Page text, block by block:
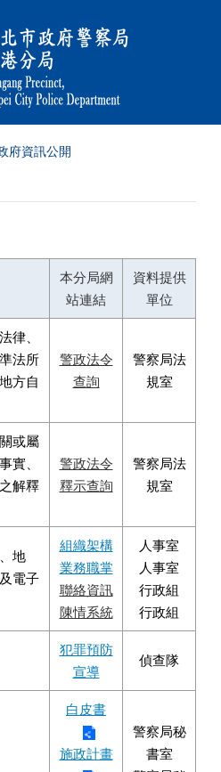
府資訊公開
本分局網
站連結
資料提供
單位
律、
法所
方自
警政法令
查詢
警察局法
規室
或屬
實、
解釋
警政法令
釋示查詢
警察局法
規室
地
電子
組織架構
業務職掌
聯絡資訊
陳情系統
人事室
人事室
行政組
行政組
犯罪預防
宣導
偵查隊
白皮書
施政計畫
警察局秘
書室